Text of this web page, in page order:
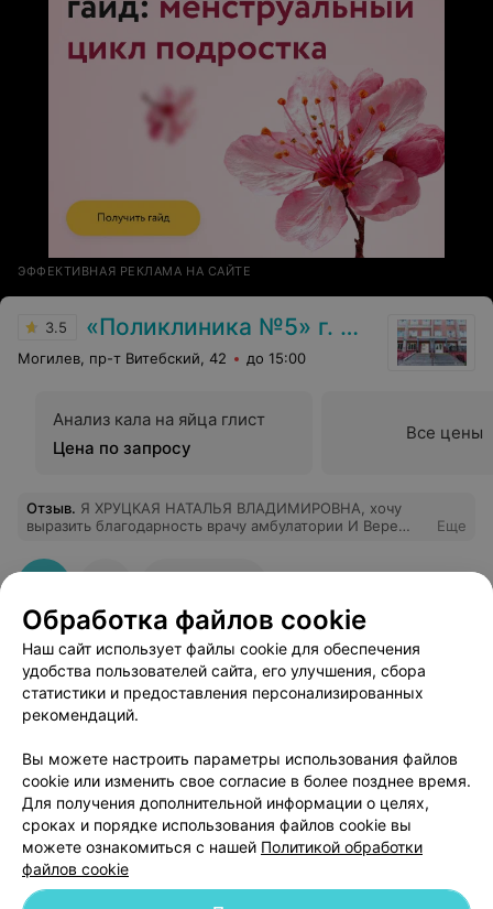
ЭФФЕКТИВНАЯ РЕКЛАМА НА САЙТЕ
3.5 «Поликлиника №5» г. Могилев
Могилев, пр-т Витебский, 42 до 15:00
Анализ кала на яйца глист
Цена по запросу
Все цены
Отзыв. Я ХРУЦКАЯ НАТАЛЬЯ ВЛАДИМИРОВНА, хочу
выразить благодарность врачу амбулатории И Вере
спасибо вам за правильно подобраное лечение, с
Еще
Добавить специалиста
Обработка файлов cookie
Наш сайт использует файлы cookie для обеспечения
удобства пользователей сайта, его улучшения, сбора
статистики и предоставления персонализированных
рекомендаций.
Вы можете настроить параметры использования файлов
cookie или изменить свое согласие в более позднее время.
Для получения дополнительной информации о целях,
сроках и порядке использования файлов cookie вы
можете ознакомиться с нашей Политикой обработки
файлов cookie